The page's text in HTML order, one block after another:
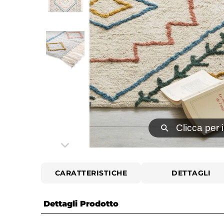
⚲ Clicca per
CARATTERISTICHE DETTAGLI
Dettagli Prodotto